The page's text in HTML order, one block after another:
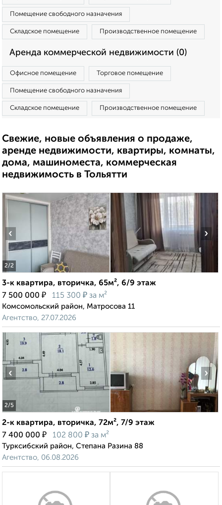
Помещение свободного назначения
Складское помещение Производственное помещение
Аренда коммерческой недвижимости (0)
Офисное помещение Торговое помещение
Помещение свободного назначения
Складское помещение Производственное помещение
Свежие, новые объявления о продаже,
аренде недвижимости, квартиры, комнаты,
дома, машиноместа, коммерческая
недвижимость в Тольятти
2/2
‹ ›
3-к квартира, вторичка, 65м², 6/9 этаж
7 500 000 ₽ 115 300 ₽ за м²
Комсомольский район, Матросова 11
Агентство, 27.07.2026
2/5
‹ ›
2-к квартира, вторичка, 72м², 7/9 этаж
7 400 000 ₽ 102 800 ₽ за м²
Турксибский район, Степана Разина 88
Агентство, 06.08.2026